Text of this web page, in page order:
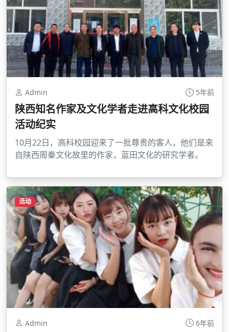
Admin 5年前
陕西知名作家及文化学者走进高科文化校园
活动纪实
10月22日，高科校园迎来了一批尊贵的客人，他们是来
自陕西周秦文化故里的作家，蓝田文化的研究学者。
活动
Admin 6年前